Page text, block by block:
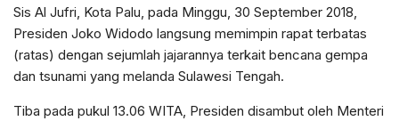
Sis Al Jufri, Kota Palu, pada Minggu, 30 September 2018,
Presiden Joko Widodo langsung memimpin rapat terbatas
(ratas) dengan sejumlah jajarannya terkait bencana gempa
dan tsunami yang melanda Sulawesi Tengah.
Tiba pada pukul 13.06 WITA, Presiden disambut oleh Menteri